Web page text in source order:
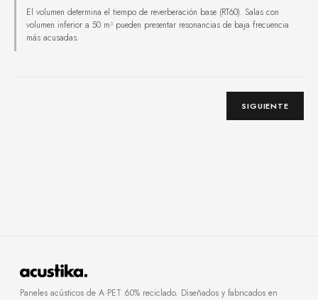
El volumen determina el tiempo de reverberación base (RT60). Salas con
volumen inferior a 50 m³ pueden presentar resonancias de baja frecuencia
más acusadas.
SIGUIENTE
Paneles acústicos de A·PET 60% reciclado. Diseñados y fabricados en